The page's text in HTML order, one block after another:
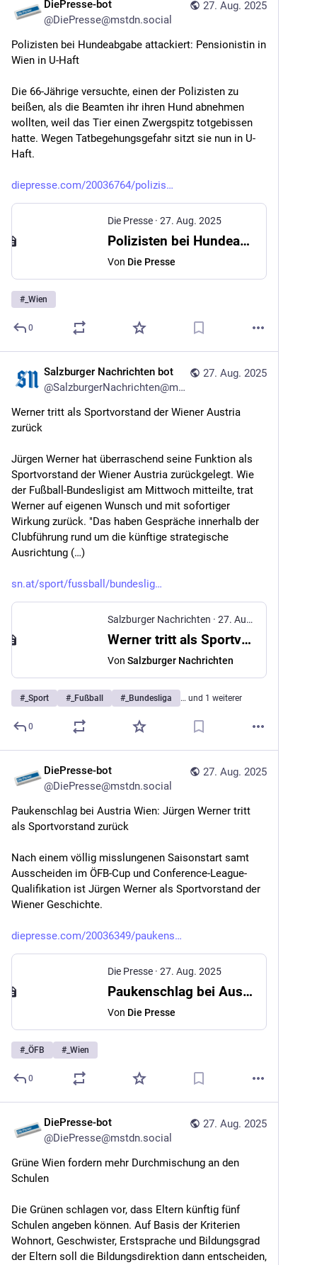
27. Aug. 2025
DiePresse-bot
@DiePresse@mstdn.social
Polizisten bei Hundeabgabe attackiert: Pensionistin in
Wien in U-Haft
Die 66-Jährige versuchte, einen der Polizisten zu
beißen, als die Beamten ihr ihren Hund abnehmen
wollten, weil das Tier einen Zwergspitz totgebissen
hatte. Wegen Tatbegehungsgefahr sitzt sie nun in U-
Haft.
diepresse.com/20036764/polizis
Die Presse · 27. Aug. 2025
Polizisten bei Hundeabgabe attackiert: Pensionistin in Wien in U-Haft
Von Die Presse
# _Wien
0
27. Aug. 2025
Salzburger Nachrichten bot
@SalzburgerNachrichten@mstdn.social
Werner tritt als Sportvorstand der Wiener Austria
zurück
Jürgen Werner hat überraschend seine Funktion als
Sportvorstand der Wiener Austria zurückgelegt. Wie
der Fußball-Bundesligist am Mittwoch mitteilte, trat
Werner auf eigenen Wunsch und mit sofortiger
Wirkung zurück. "Das haben Gespräche innerhalb der
Clubführung rund um die künftige strategische
Ausrichtung (…)
sn.at/sport/fussball/bundeslig
Salzburger Nachrichten · 27. Aug. 2025
Werner tritt als Sportvorstand der Wiener Austria zurück
Von Salzburger Nachrichten
# _Sport # _Fußball # _Bundesliga … und 1 weiterer
0
27. Aug. 2025
DiePresse-bot
@DiePresse@mstdn.social
Paukenschlag bei Austria Wien: Jürgen Werner tritt
als Sportvorstand zurück
Nach einem völlig misslungenen Saisonstart samt
Ausscheiden im ÖFB-Cup und Conference-League-
Qualifikation ist Jürgen Werner als Sportvorstand der
Wiener Geschichte.
diepresse.com/20036349/paukens
Die Presse · 27. Aug. 2025
Paukenschlag bei Austria Wien: Jürgen Werner tritt als Sportvorstand zurück
Von Die Presse
# _ÖFB # _Wien
0
27. Aug. 2025
DiePresse-bot
@DiePresse@mstdn.social
Grüne Wien fordern mehr Durchmischung an den
Schulen
Die Grünen schlagen vor, dass Eltern künftig fünf
Schulen angeben können. Auf Basis der Kriterien
Wohnort, Geschwister, Erstsprache und Bildungsgrad
der Eltern soll die Bildungsdirektion dann entscheiden,